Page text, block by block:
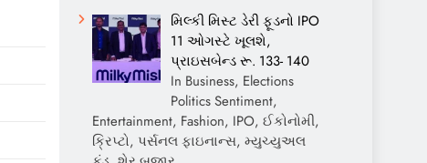
મિલ્કી મિસ્ટ ડેરી ફૂડનો IPO
11 ઓગસ્ટે ખૂલશે,
પ્રાઇસબેન્ડ રૂ. 133- 140
In Business, Elections
Politics Sentiment,
Entertainment, Fashion, IPO, ઈકોનોમી,
ક્રિપ્ટો, પર્સનલ ફાઇનાન્સ, મ્યુચ્યુઅલ